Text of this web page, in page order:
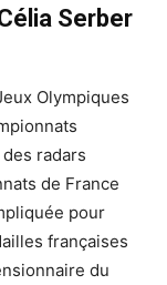
Serber
Olympiques
radars
de France
pour
françaises
du